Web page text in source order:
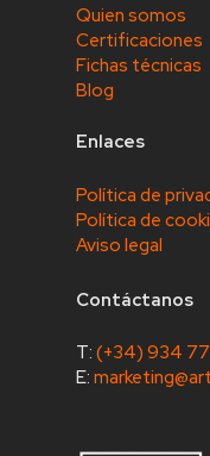
Quien somos
Certificaciones
Fichas técnicas
Blog
Enlaces
Política de
Política de
Aviso legal
Contáctanos
T:(+34) 934
E: